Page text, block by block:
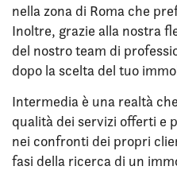
nella zona di Roma che
Inoltre, grazie alla nostra
del nostro team di
dopo la scelta del tuo
Intermedia è una realtà
qualità dei servizi offerti e
nei confronti dei propri
fasi della ricerca di un